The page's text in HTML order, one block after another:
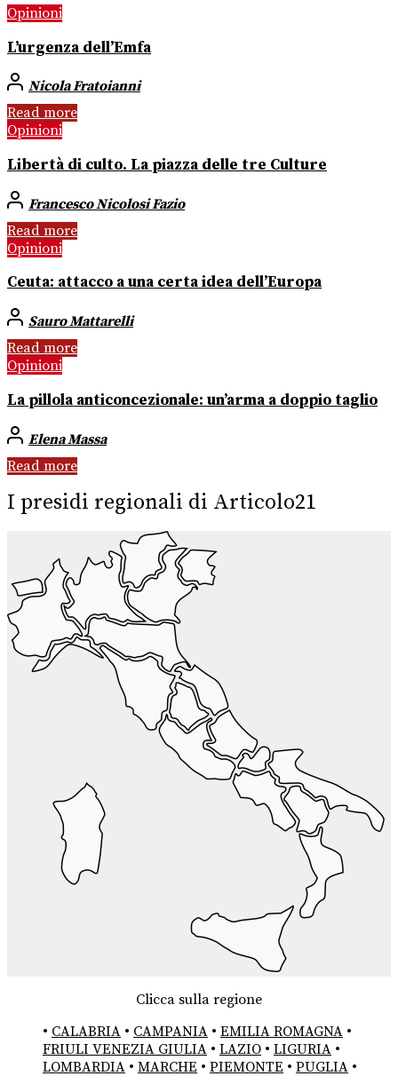
Opinioni
L’urgenza dell’Emfa
Nicola Fratoianni
Read more
Opinioni
Libertà di culto. La piazza delle tre Culture
Francesco Nicolosi Fazio
Read more
Opinioni
Ceuta: attacco a una certa idea dell’Europa
Sauro Mattarelli
Read more
Opinioni
La pillola anticoncezionale: un’arma a doppio taglio
Elena Massa
Read more
I presidi regionali di Articolo21
Clicca sulla regione
• CALABRIA • CAMPANIA • EMILIA ROMAGNA •
FRIULI VENEZIA GIULIA • LAZIO • LIGURIA •
LOMBARDIA • MARCHE • PIEMONTE • PUGLIA •